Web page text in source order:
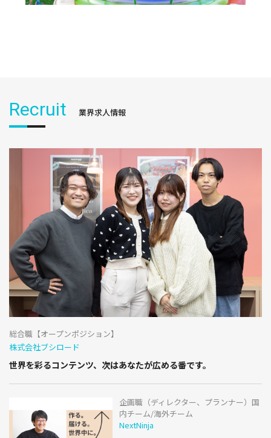
Recruit 業界求人情報
総合職【オープンポジション】
株式会社ブシロード
世界を彩るコンテンツ、次はあなたが広める番です。
企画職（ディレクター、プランナー）国
内チーム/海外チーム
NextNinja